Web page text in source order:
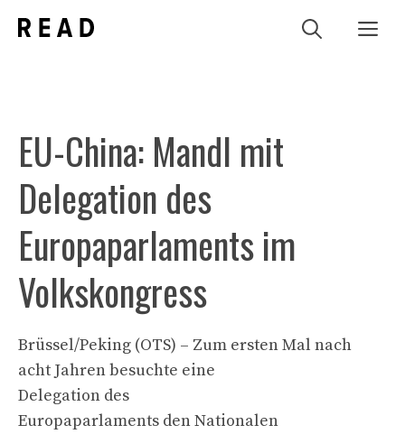
Inhalt
EU-China: Mandl mit
Delegation des
Europaparlaments im
Volkskongress
Brüssel/Peking (OTS) – Zum ersten Mal nach
acht Jahren besuchte eine
Delegation des
Europaparlaments den Nationalen